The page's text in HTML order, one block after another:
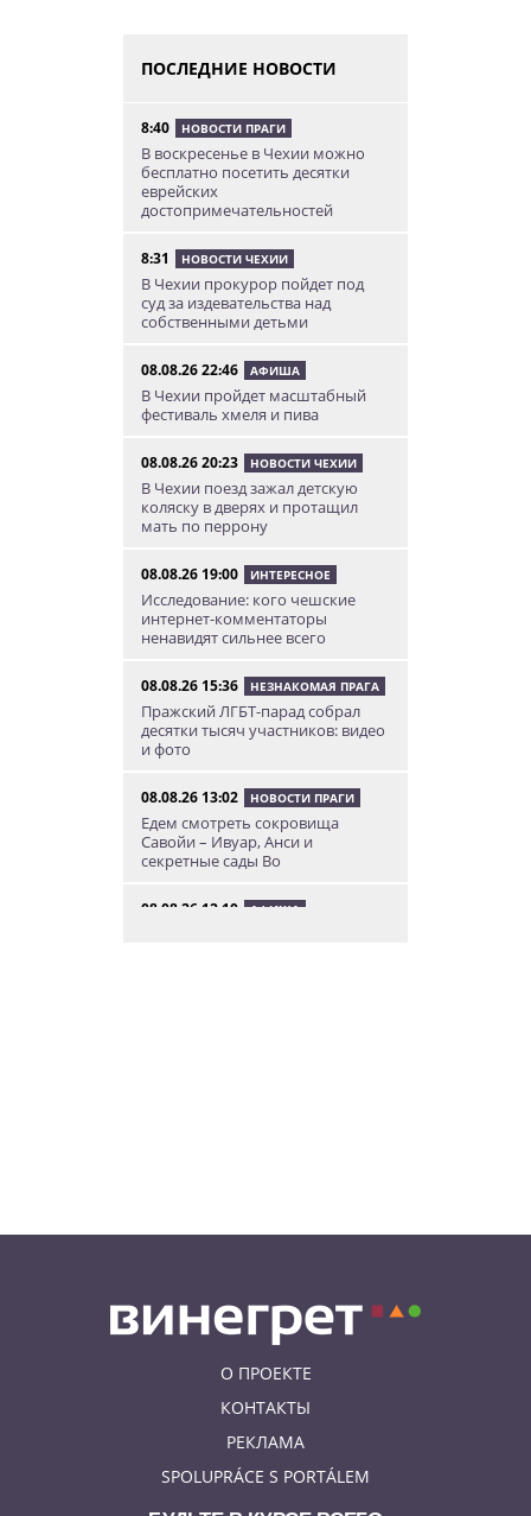
ПОСЛЕДНИЕ НОВОСТИ
8:40 НОВОСТИ ПРАГИ
В воскресенье в Чехии можно
бесплатно посетить десятки
еврейских
достопримечательностей
8:31 НОВОСТИ ЧЕХИИ
В Чехии прокурор пойдет под
суд за издевательства над
собственными детьми
08.08.26 22:46 АФИША
В Чехии пройдет масштабный
фестиваль хмеля и пива
08.08.26 20:23 НОВОСТИ ЧЕХИИ
В Чехии поезд зажал детскую
коляску в дверях и протащил
мать по перрону
08.08.26 19:00 ИНТЕРЕСНОЕ
Исследование: кого чешские
интернет-комментаторы
ненавидят сильнее всего
08.08.26 15:36 НЕЗНАКОМАЯ ПРАГА
Пражский ЛГБТ-парад собрал
десятки тысяч участников: видео
и фото
08.08.26 13:02 НОВОСТИ ПРАГИ
Едем смотреть сокровища
Савойи – Ивуар, Анси и
секретные сады Во
08.08.26 12:10 АФИША
О ПРОЕКТЕ
КОНТАКТЫ
РЕКЛАМА
SPOLUPRÁCE S PORTÁLEM